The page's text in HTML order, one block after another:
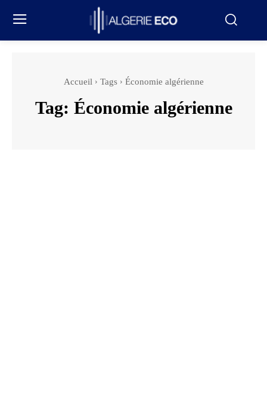
Accueil Tags Économie algérienne
Tag: Économie algérienne